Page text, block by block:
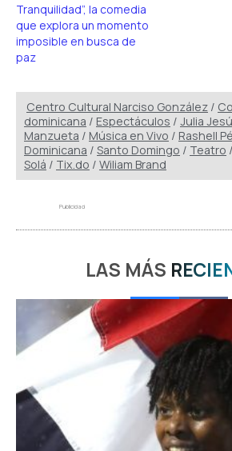
Tranquilidad”, la comedia
que explora un momento
imposible en busca de
paz
Centro Cultural Narciso González /
dominicana / Espectáculos / Julia
Manzueta / Música en Vivo / Rashell
Dominicana / Santo Domingo / Teatro /
Solá / Tix.do / Wiliam Brand
Publicidad
LAS MÁS